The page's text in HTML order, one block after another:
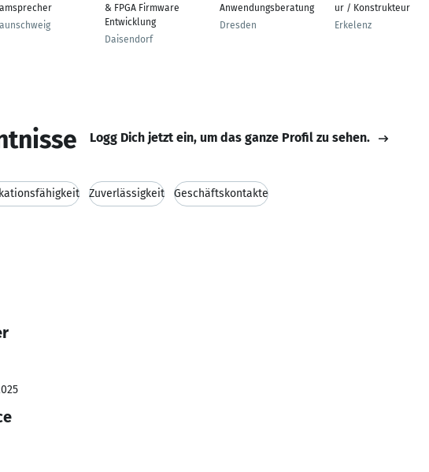
& FPGA Firmware
Entwicklung
Daisendorf
Anwendungsberatung
Dresden
ur / Konstrukteur
Erkelenz
Logg Dich jetzt ein, um das ganze Profil zu sehen.
Zuverlässigkeit Geschäftskontakte